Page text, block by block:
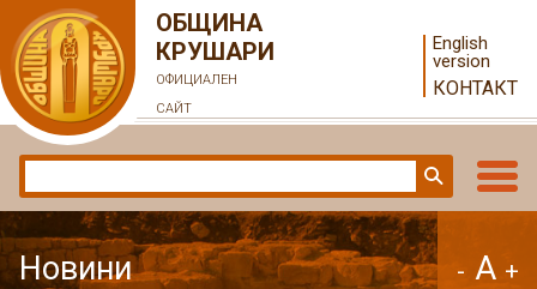
ОБЩИНА
КРУШАРИ
ОФИЦИАЛЕН
САЙТ
English
version
КОНТАКТ
Новини - A +